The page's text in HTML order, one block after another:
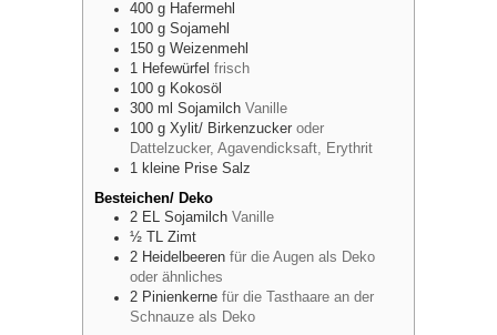
400 g Hafermehl
100 g Sojamehl
150 g Weizenmehl
1 Hefewürfel frisch
100 g Kokosöl
300 ml Sojamilch Vanille
100 g Xylit/ Birkenzucker oder
Dattelzucker, Agavendicksaft, Erythrit
1 kleine Prise Salz
Besteichen/ Deko
2 EL Sojamilch Vanille
½
TL Zimt
2 Heidelbeeren für die Augen als Deko
oder ähnliches
2 Pinienkerne für die Tasthaare an der
Schnauze als Deko